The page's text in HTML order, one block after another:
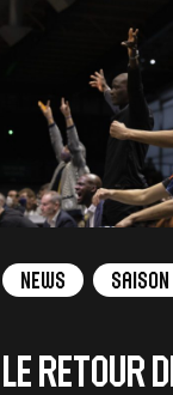
News Saison
Le retour